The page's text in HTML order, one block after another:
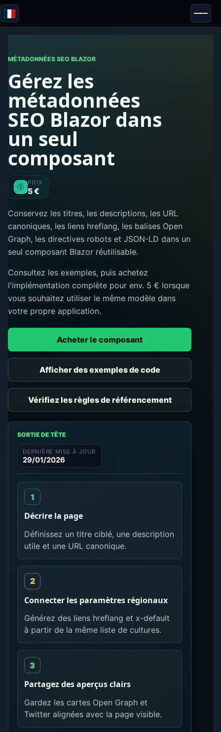
Blazor
Outils
Tests & Avis
MÉTADONNÉES SEO BLAZOR
Gérez les
métadonnées
SEO Blazor dans
un seul
composant
PRIX
5 €
Conservez les titres, les descriptions, les URL
canoniques, les liens hreflang, les balises Open
Graph, les directives robots et JSON-LD dans un
seul composant Blazor réutilisable.
Consultez les exemples, puis achetez
l'implémentation complète pour env. 5 € lorsque
vous souhaitez utiliser le même modèle dans
votre propre application.
Acheter le composant
Afficher des exemples de code
Vérifiez les règles de référencement
SORTIE DE TÊTE
DERNIÈRE MISE À JOUR
29/01/2026
Décrire la page
Définissez un titre ciblé, une description
utile et une URL canonique.
Connecter les paramètres régionaux
Générez des liens hreflang et x-default
à partir de la même liste de cultures.
Partagez des aperçus clairs
Gardez les cartes Open Graph et
Twitter alignées avec la page visible.